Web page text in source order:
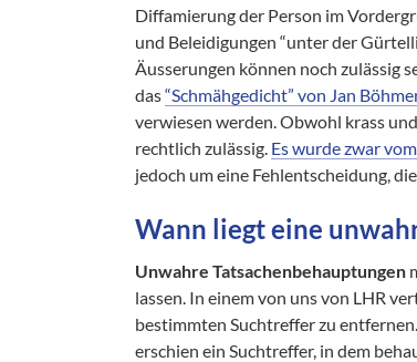
Diffamierung der Person im
und Beleidigungen “unter der
Äusserungen können noch zulässig
das“Schmähgedicht” von Jan
verwiesen werden. Obwohl krass
rechtlich zulässig. Es wurde zwar
jedoch um eine Fehlentscheidung,
Wann liegt eine
Unwahre Tatsachenbehauptungen
lassen. In einem von uns von LHR
bestimmten Suchtreffer zu
erschien ein Suchtreffer, in dem